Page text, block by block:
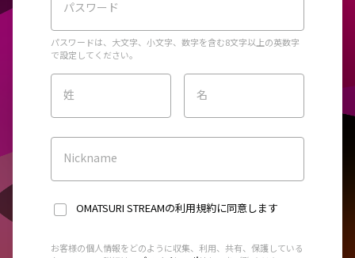
パスワード
パスワードは、大文字、小文字、数字を含む8文字以上の英数字
で設定してください。
姓 名
Nickname
OMATSURI STREAMの利用規約に同意します
お客様の個人情報をどのように収集、利用、共有、保護している